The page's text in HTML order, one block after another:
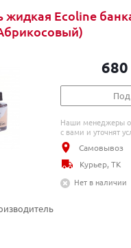
жидкая Ecoline
680
Под
Наши менеджеры
с вами и уточнят
Самовывоз
Курьер, ТК
Нет в наличии